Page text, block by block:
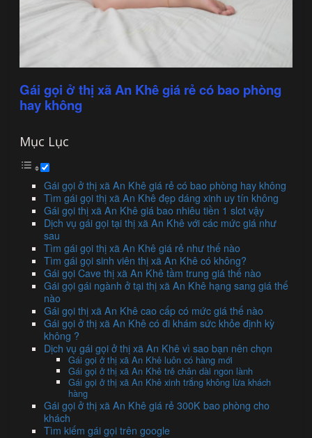
Gái gọi ở thị xã An Khê giá rẻ có bao phòng
hay không
Mục Lục
Gái gọi ở thị xã An Khê giá rẻ có bao phòng hay không
Tìm gái gọi thị xã An Khê đẹp dáng xinh uy tín không
Gái gọi thị xã An Khê giá bao nhiêu tiền 1 slot vậy
Dịch vụ gái gọi tại thị xã An Khê với các mức giá như
sau
Tìm gái gọi thị xã An Khê giá rẻ như thế nào
Tìm gái gọi sinh viên thị xã An Khê có không?
Gái gọi Cave thị xã An Khê tầm trung giá thế nào
Gái gọi gái ngành ở tại thị xã An Khê hạng sang giá thế
nào
Gái gọi thị xã An Khê cao cấp có mức giá thế nào
Gái gọi ở thị xã An Khê có đi khám sức khỏe định kỳ
không ?
Dịch vụ gái gọi ở thị xã An Khê vì sao bạn nên chọn
Gái gọi ở thị xã An Khê luôn có hàng mới
Gái gọi ở thị xã An Khê trẻ chân dài ngon lành
Gái gọi ở thị xã An Khê xinh trắng không lừa khách
hàng
Gái gọi ở thị xã An Khê giá rẻ 300K bao phòng cho
khách
Tìm kiếm gái gọi trên google